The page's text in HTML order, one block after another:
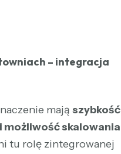
– integracja
mająszybkość
skalowania
tu rolę zintegrowanej